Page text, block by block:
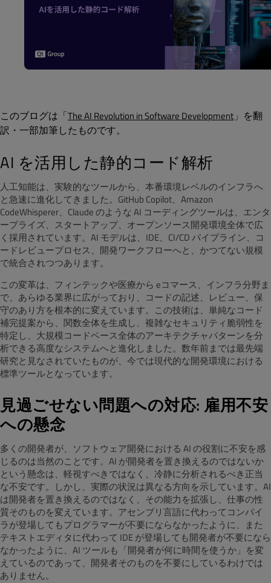
このブログは「The AI Revolution in Software Development 」を翻
訳・一部加筆したものです。
AI を活用した静的コード解析
人工知能は、実験的なツールから、本番環境レベルのインフラへ
と急速に進化してきました。GitHub Copilot、Amazon
CodeWhisperer、Claude のような AI コーディングツールは、エンタ
ープライズ、スタートアップ、オープンソース開発環境全体で広
く採用されています。AI モデルは、IDE、CI/CD パイプライン、コ
ードレビュープロセス、開発ワークフローへと、かつてない規模
で統合されつつあります。
この変革は、フィンテックや医療から eコマース、インフラ分野ま
で、あらゆる業界に広がっており、コードの記述、レビュー、保
守のあり方を根本的に変えています。この技術は、単純なコード
補完提案から、関数全体を生成し、複雑なセキュリティ脆弱性を
特定し、大規模コードベース全体のアーキテクチャパターンを分
析できる高度なシステムへと進化しました。数年前までは最先端
研究と見なされていたものが、今では現代的な開発環境における
標準ツールとなっています。
見過ごせない問題への対応: 雇用不安
への懸念
多くの開発者が、ソフトウェア開発における AI の役割に不安を感
じるのは当然のことです。AI が開発者を置き換えるのではないか
という懸念は、軽視すべきではなく、冷静に分析されるべき正当
な不安です。しかし、実際の状況は異なる方向を示しています。AI
は開発者を置き換えるのではなく、その能力を拡張し、仕事の性
質そのものを変えています。アセンブリ言語に代わってコンパイ
ラが登場してもプログラマーが不要にならなかったように、また
テキストエディタに代わって IDE が登場しても開発者が不要になら
なかったように、AI ツールも「開発者が何に時間を使うか」を変
えているのであって、開発者そのものを不要にしているわけでは
ありません。